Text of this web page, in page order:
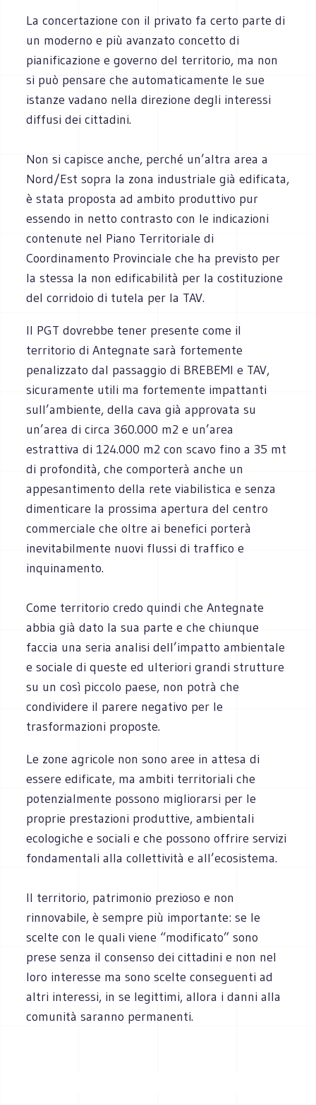
La concertazione con il privato fa certo parte di
un moderno e più avanzato concetto di
pianificazione e governo del territorio, ma non
si può pensare che automaticamente le sue
istanze vadano nella direzione degli interessi
diffusi dei cittadini.
Non si capisce anche, perché un’altra area a
Nord/Est sopra la zona industriale già edificata,
è stata proposta ad ambito produttivo pur
essendo in netto contrasto con le indicazioni
contenute nel Piano Territoriale di
Coordinamento Provinciale che ha previsto per
la stessa la non edificabilità per la costituzione
del corridoio di tutela per la TAV.
Il PGT dovrebbe tener presente come il
territorio di Antegnate sarà fortemente
penalizzato dal passaggio di BREBEMI e TAV,
sicuramente utili ma fortemente impattanti
sull’ambiente, della cava già approvata su
un’area di circa 360.000 m2 e un’area
estrattiva di 124.000 m2 con scavo fino a 35 mt
di profondità, che comporterà anche un
appesantimento della rete viabilistica e senza
dimenticare la prossima apertura del centro
commerciale che oltre ai benefici porterà
inevitabilmente nuovi flussi di traffico e
inquinamento.
Come territorio credo quindi che Antegnate
abbia già dato la sua parte e che chiunque
faccia una seria analisi dell’impatto ambientale
e sociale di queste ed ulteriori grandi strutture
su un così piccolo paese, non potrà che
condividere il parere negativo per le
trasformazioni proposte.
Le zone agricole non sono aree in attesa di
essere edificate, ma ambiti territoriali che
potenzialmente possono migliorarsi per le
proprie prestazioni produttive, ambientali
ecologiche e sociali e che possono offrire servizi
fondamentali alla collettività e all’ecosistema.
Il territorio, patrimonio prezioso e non
rinnovabile, è sempre più importante: se le
scelte con le quali viene “modificato” sono
prese senza il consenso dei cittadini e non nel
loro interesse ma sono scelte conseguenti ad
altri interessi, in se legittimi, allora i danni alla
comunità saranno permanenti.